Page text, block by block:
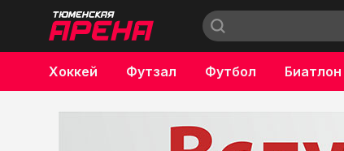
Хоккей Футзал Футбол Биатлон
Бокс